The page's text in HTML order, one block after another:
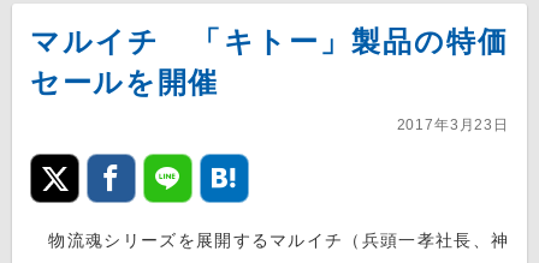
マルイチ 「キトー」製品の特価
セールを開催
2017年3月23日
物流魂シリーズを展開するマルイチ（兵頭一孝社長、神